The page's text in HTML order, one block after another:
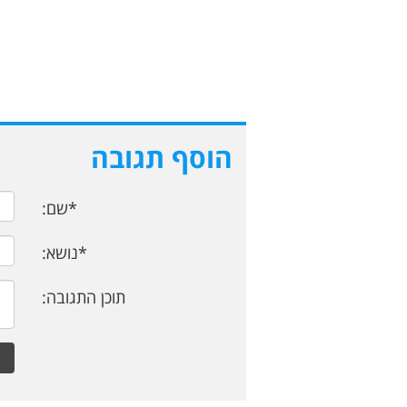
הוסף תגובה
*שם:
*נושא:
תוכן התגובה: